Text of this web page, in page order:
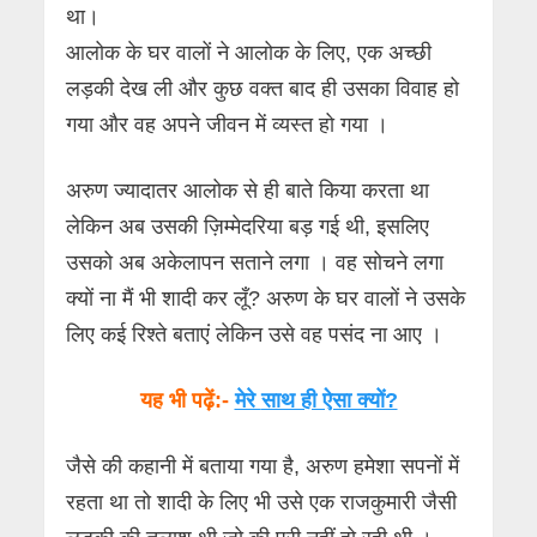
था।
आलोक के घर वालों ने आलोक के लिए, एक अच्छी
लड़की देख ली और कुछ वक्त बाद ही उसका विवाह हो
गया और वह अपने जीवन में व्यस्त हो गया ।
अरुण ज्यादातर आलोक से ही बाते किया करता था
लेकिन अब उसकी ज़िम्मेदरिया बड़ गई थी, इसलिए
उसको अब अकेलापन सताने लगा । वह सोचने लगा
क्यों ना मैं भी शादी कर लूँ? अरुण के घर वालों ने उसके
लिए कई रिश्ते बताएं लेकिन उसे वह पसंद ना आए ।
यह भी पढ़ें:-मेरेसाथ ही ऐसा क्यों?
जैसे की कहानी में बताया गया है, अरुण हमेशा सपनों में
रहता था तो शादी के लिए भी उसे एक राजकुमारी जैसी